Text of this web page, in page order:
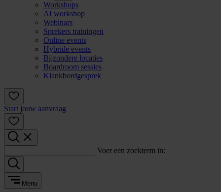
Workshops
AI workshop
Webinars
Sprekers trainingen
Online events
Hybride events
Bijzondere locaties
Boardroom sessies
Klankbordgesprek
Start jouw aanvraag
Voer een zoekterm in:
Menu